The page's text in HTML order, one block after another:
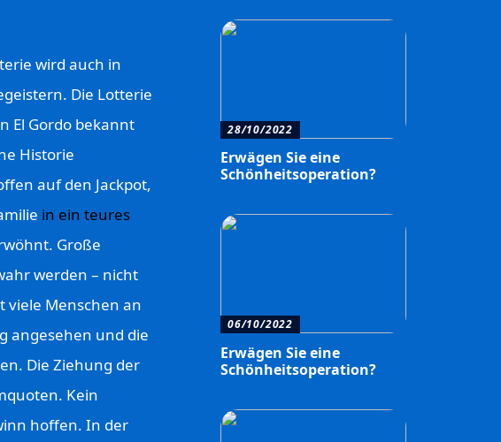
wird auch in
Die Lotterie
El Gordo bekannt
Historie
auf den Jackpot,
in ein teures
Große
werden – nicht
viele Menschen an
angesehen und die
Die Ziehung der
Kein
hoffen. In der
28/10/2022
Erwägen Sie eine
Schönheitsoperation?
06/10/2022
Erwägen Sie eine
Schönheitsoperation?